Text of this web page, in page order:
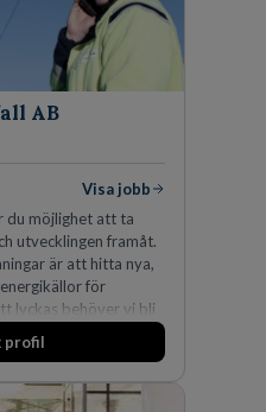
centrala Stockholm är
AB
Visa jobb
du möjlighet att ta
utvecklingen framåt.
är att hitta nya,
för
lyckas behöver vi bli
skillnad.
profil